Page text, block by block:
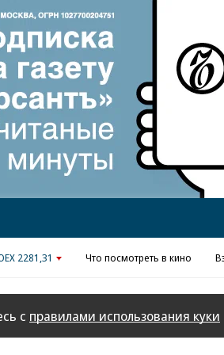
2281,31 Что посмотреть в кино
с правилами использования куки